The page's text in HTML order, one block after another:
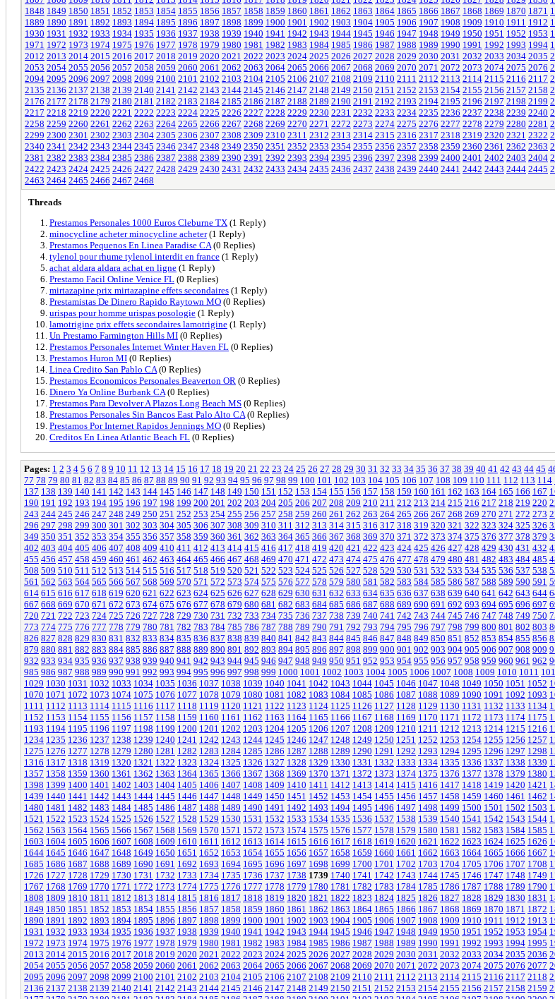
1848 1849 1850 1851 1852 1853 1854 1855 1856 1857 1858 1859 1860 1861 1862 1863 1864 1865 1866 1867 1868 1869 1870 1871
1889 1890 1891 1892 1893 1894 1895 1896 1897 1898 1899 1900 1901 1902 1903 1904 1905 1906 1907 1908 1909 1910 1911 1912
1930 1931 1932 1933 1934 1935 1936 1937 1938 1939 1940 1941 1942 1943 1944 1945 1946 1947 1948 1949 1950 1951 1952 1953
1971 1972 1973 1974 1975 1976 1977 1978 1979 1980 1981 1982 1983 1984 1985 1986 1987 1988 1989 1990 1991 1992 1993 1994
2012 2013 2014 2015 2016 2017 2018 2019 2020 2021 2022 2023 2024 2025 2026 2027 2028 2029 2030 2031 2032 2033 2034 2035
2053 2054 2055 2056 2057 2058 2059 2060 2061 2062 2063 2064 2065 2066 2067 2068 2069 2070 2071 2072 2073 2074 2075 2076
2094 2095 2096 2097 2098 2099 2100 2101 2102 2103 2104 2105 2106 2107 2108 2109 2110 2111 2112 2113 2114 2115 2116 2117
2135 2136 2137 2138 2139 2140 2141 2142 2143 2144 2145 2146 2147 2148 2149 2150 2151 2152 2153 2154 2155 2156 2157 2158
2176 2177 2178 2179 2180 2181 2182 2183 2184 2185 2186 2187 2188 2189 2190 2191 2192 2193 2194 2195 2196 2197 2198 2199
2217 2218 2219 2220 2221 2222 2223 2224 2225 2226 2227 2228 2229 2230 2231 2232 2233 2234 2235 2236 2237 2238 2239 2240
2258 2259 2260 2261 2262 2263 2264 2265 2266 2267 2268 2269 2270 2271 2272 2273 2274 2275 2276 2277 2278 2279 2280 2281
2299 2300 2301 2302 2303 2304 2305 2306 2307 2308 2309 2310 2311 2312 2313 2314 2315 2316 2317 2318 2319 2320 2321 2322
2340 2341 2342 2343 2344 2345 2346 2347 2348 2349 2350 2351 2352 2353 2354 2355 2356 2357 2358 2359 2360 2361 2362 2363
2381 2382 2383 2384 2385 2386 2387 2388 2389 2390 2391 2392 2393 2394 2395 2396 2397 2398 2399 2400 2401 2402 2403 2404
2422 2423 2424 2425 2426 2427 2428 2429 2430 2431 2432 2433 2434 2435 2436 2437 2438 2439 2440 2441 2442 2443 2444 2445
2463 2464 2465 2466 2467 2468
Threads
Prestamos Personales 1000 Euros Cleburne TX (1 Reply)
minocycline acheter minocycline acheter(1 Reply)
Prestamos Pequenos En Linea Paradise CA (0 Replies)
tylenol pour rhume tylenol interdit en france (1 Reply)
achat aldara aldara achat en ligne (1 Reply)
Prestamo Facil Online Venice FL (0 Replies)
mirtazapine prix mirtazapine effets secondaires (1 Reply)
Prestamistas De Dinero Rapido Raytown MO (0 Replies)
urispas pour homme urispas posologie (1 Reply)
lamotrigine prix effets secondaires lamotrigine (1 Reply)
Un Prestamo Farmington Hills MI (0 Replies)
Prestamos Personales Internet Winter Haven FL (0 Replies)
Prestamos Huron MI (0 Replies)
Linea Credito San Pablo CA (0 Replies)
Prestamos Economicos Personales Beaverton OR (0 Replies)
Dinero Ya Online Burbank CA (0 Replies)
Prestamos Para Devolver A Plazos Long Beach MS (0 Replies)
Prestamos Personales Sin Bancos East Palo Alto CA (0 Replies)
Prestamos Por Internet Rapidos Jennings MO (0 Replies)
Creditos En Linea Atlantic Beach FL (0 Replies)
Pages: 1 2 3 4 5 6 7 8 9 10 11 12 13 14 15 16 17 18 19 20 21 22 23 24 25 26 27 28 29 30 31 32 33 34 35 36 37 38 39 40 41 42 43 44 45
77 78 79 80 81 82 83 84 85 86 87 88 89 90 91 92 93 94 95 96 97 98 99 100 101 102 103 104 105 106 107 108 109 110 111 112 113 114
137 138 139 140 141 142 143 144 145 146 147 148 149 150 151 152 153 154 155 156 157 158 159 160 161 162 163 164 165 166 167
190 191 192 193 194 195 196 197 198 199 200 201 202 203 204 205 206 207 208 209 210 211 212 213 214 215 216 217 218 219 220
243 244 245 246 247 248 249 250 251 252 253 254 255 256 257 258 259 260 261 262 263 264 265 266 267 268 269 270 271 272 273
296 297 298 299 300 301 302 303 304 305 306 307 308 309 310 311 312 313 314 315 316 317 318 319 320 321 322 323 324 325 326
349 350 351 352 353 354 355 356 357 358 359 360 361 362 363 364 365 366 367 368 369 370 371 372 373 374 375 376 377 378 379
402 403 404 405 406 407 408 409 410 411 412 413 414 415 416 417 418 419 420 421 422 423 424 425 426 427 428 429 430 431 432
455 456 457 458 459 460 461 462 463 464 465 466 467 468 469 470 471 472 473 474 475 476 477 478 479 480 481 482 483 484 485
508 509 510 511 512 513 514 515 516 517 518 519 520 521 522 523 524 525 526 527 528 529 530 531 532 533 534 535 536 537 538
561 562 563 564 565 566 567 568 569 570 571 572 573 574 575 576 577 578 579 580 581 582 583 584 585 586 587 588 589 590 591
614 615 616 617 618 619 620 621 622 623 624 625 626 627 628 629 630 631 632 633 634 635 636 637 638 639 640 641 642 643 644
667 668 669 670 671 672 673 674 675 676 677 678 679 680 681 682 683 684 685 686 687 688 689 690 691 692 693 694 695 696 697
720 721 722 723 724 725 726 727 728 729 730 731 732 733 734 735 736 737 738 739 740 741 742 743 744 745 746 747 748 749 750
773 774 775 776 777 778 779 780 781 782 783 784 785 786 787 788 789 790 791 792 793 794 795 796 797 798 799 800 801 802 803
826 827 828 829 830 831 832 833 834 835 836 837 838 839 840 841 842 843 844 845 846 847 848 849 850 851 852 853 854 855 856
879 880 881 882 883 884 885 886 887 888 889 890 891 892 893 894 895 896 897 898 899 900 901 902 903 904 905 906 907 908 909
932 933 934 935 936 937 938 939 940 941 942 943 944 945 946 947 948 949 950 951 952 953 954 955 956 957 958 959 960 961 962
985 986 987 988 989 990 991 992 993 994 995 996 997 998 999 1000 1001 1002 1003 1004 1005 1006 1007 1008 1009 1010 1011
1029 1030 1031 1032 1033 1034 1035 1036 1037 1038 1039 1040 1041 1042 1043 1044 1045 1046 1047 1048 1049 1050 1051 1052
1070 1071 1072 1073 1074 1075 1076 1077 1078 1079 1080 1081 1082 1083 1084 1085 1086 1087 1088 1089 1090 1091 1092 1093
1111 1112 1113 1114 1115 1116 1117 1118 1119 1120 1121 1122 1123 1124 1125 1126 1127 1128 1129 1130 1131 1132 1133 1134
1152 1153 1154 1155 1156 1157 1158 1159 1160 1161 1162 1163 1164 1165 1166 1167 1168 1169 1170 1171 1172 1173 1174 1175
1193 1194 1195 1196 1197 1198 1199 1200 1201 1202 1203 1204 1205 1206 1207 1208 1209 1210 1211 1212 1213 1214 1215 1216
1234 1235 1236 1237 1238 1239 1240 1241 1242 1243 1244 1245 1246 1247 1248 1249 1250 1251 1252 1253 1254 1255 1256 1257
1275 1276 1277 1278 1279 1280 1281 1282 1283 1284 1285 1286 1287 1288 1289 1290 1291 1292 1293 1294 1295 1296 1297 1298
1316 1317 1318 1319 1320 1321 1322 1323 1324 1325 1326 1327 1328 1329 1330 1331 1332 1333 1334 1335 1336 1337 1338 1339
1357 1358 1359 1360 1361 1362 1363 1364 1365 1366 1367 1368 1369 1370 1371 1372 1373 1374 1375 1376 1377 1378 1379 1380
1398 1399 1400 1401 1402 1403 1404 1405 1406 1407 1408 1409 1410 1411 1412 1413 1414 1415 1416 1417 1418 1419 1420 1421
1439 1440 1441 1442 1443 1444 1445 1446 1447 1448 1449 1450 1451 1452 1453 1454 1455 1456 1457 1458 1459 1460 1461 1462
1480 1481 1482 1483 1484 1485 1486 1487 1488 1489 1490 1491 1492 1493 1494 1495 1496 1497 1498 1499 1500 1501 1502 1503
1521 1522 1523 1524 1525 1526 1527 1528 1529 1530 1531 1532 1533 1534 1535 1536 1537 1538 1539 1540 1541 1542 1543 1544
1562 1563 1564 1565 1566 1567 1568 1569 1570 1571 1572 1573 1574 1575 1576 1577 1578 1579 1580 1581 1582 1583 1584 1585
1603 1604 1605 1606 1607 1608 1609 1610 1611 1612 1613 1614 1615 1616 1617 1618 1619 1620 1621 1622 1623 1624 1625 1626
1644 1645 1646 1647 1648 1649 1650 1651 1652 1653 1654 1655 1656 1657 1658 1659 1660 1661 1662 1663 1664 1665 1666 1667
1685 1686 1687 1688 1689 1690 1691 1692 1693 1694 1695 1696 1697 1698 1699 1700 1701 1702 1703 1704 1705 1706 1707 1708
1726 1727 1728 1729 1730 1731 1732 1733 1734 1735 1736 1737 1738 1739 1740 1741 1742 1743 1744 1745 1746 1747 1748 1749
1767 1768 1769 1770 1771 1772 1773 1774 1775 1776 1777 1778 1779 1780 1781 1782 1783 1784 1785 1786 1787 1788 1789 1790
1808 1809 1810 1811 1812 1813 1814 1815 1816 1817 1818 1819 1820 1821 1822 1823 1824 1825 1826 1827 1828 1829 1830 1831
1849 1850 1851 1852 1853 1854 1855 1856 1857 1858 1859 1860 1861 1862 1863 1864 1865 1866 1867 1868 1869 1870 1871 1872
1890 1891 1892 1893 1894 1895 1896 1897 1898 1899 1900 1901 1902 1903 1904 1905 1906 1907 1908 1909 1910 1911 1912 1913
1931 1932 1933 1934 1935 1936 1937 1938 1939 1940 1941 1942 1943 1944 1945 1946 1947 1948 1949 1950 1951 1952 1953 1954
1972 1973 1974 1975 1976 1977 1978 1979 1980 1981 1982 1983 1984 1985 1986 1987 1988 1989 1990 1991 1992 1993 1994 1995
2013 2014 2015 2016 2017 2018 2019 2020 2021 2022 2023 2024 2025 2026 2027 2028 2029 2030 2031 2032 2033 2034 2035 2036
2054 2055 2056 2057 2058 2059 2060 2061 2062 2063 2064 2065 2066 2067 2068 2069 2070 2071 2072 2073 2074 2075 2076 2077
2095 2096 2097 2098 2099 2100 2101 2102 2103 2104 2105 2106 2107 2108 2109 2110 2111 2112 2113 2114 2115 2116 2117 2118
2136 2137 2138 2139 2140 2141 2142 2143 2144 2145 2146 2147 2148 2149 2150 2151 2152 2153 2154 2155 2156 2157 2158 2159